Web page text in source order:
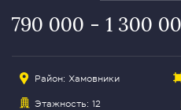
790 000 - 1 300
Район: Хамовники
Этажность: 12